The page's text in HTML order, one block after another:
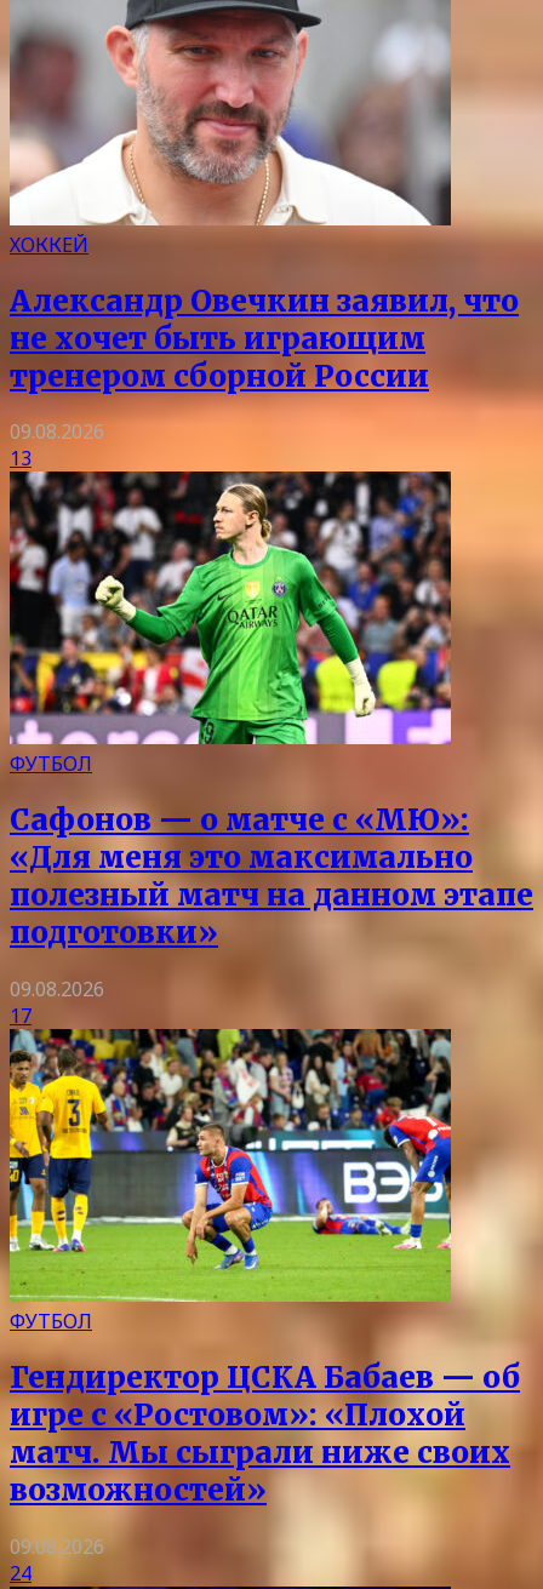
ХОККЕЙ
Александр Овечкин заявил, что
не хочет быть играющим
тренером сборной России
09.08.2026
13
ФУТБОЛ
Сафонов — о матче с «МЮ»:
«Для меня это максимально
полезный матч на данном этапе
подготовки»
09.08.2026
17
ФУТБОЛ
Гендиректор ЦСКА Бабаев — об
игре с «Ростовом»: «Плохой
матч. Мы сыграли ниже своих
возможностей»
09.08.2026
24